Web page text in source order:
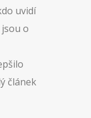
uvidí
o
článek